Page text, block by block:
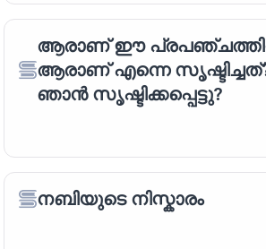
ആരാണ് ഈ
ആരാണ് എന്നെ
ഞാൻ സൃഷ്ടിക്കപ്പെട്ടു?
നബിയുടെ നിസ്കാരം